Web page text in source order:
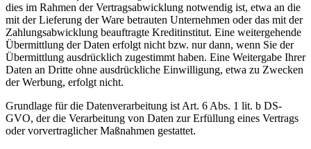
dies im Rahmen der Vertragsabwicklung notwendig ist, etwa an die
mit der Lieferung der Ware betrauten Unternehmen oder das mit der
Zahlungsabwicklung beauftragte Kreditinstitut. Eine weitergehende
Übermittlung der Daten erfolgt nicht bzw. nur dann, wenn Sie der
Übermittlung ausdrücklich zugestimmt haben. Eine Weitergabe Ihrer
Daten an Dritte ohne ausdrückliche Einwilligung, etwa zu Zwecken
der Werbung, erfolgt nicht.
Grundlage für die Datenverarbeitung ist Art. 6 Abs. 1 lit. b DS-
GVO, der die Verarbeitung von Daten zur Erfüllung eines Vertrags
oder vorvertraglicher Maßnahmen gestattet.